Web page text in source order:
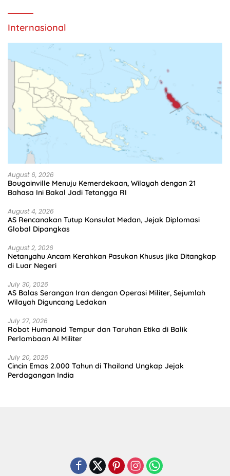
Internasional
August 6, 2026
Bougainville Menuju Kemerdekaan, Wilayah dengan 21
Bahasa Ini Bakal Jadi Tetangga RI
August 4, 2026
AS Rencanakan Tutup Konsulat Medan, Jejak Diplomasi
Global Dipangkas
August 2, 2026
Netanyahu Ancam Kerahkan Pasukan Khusus jika Ditangkap
di Luar Negeri
July 30, 2026
AS Balas Serangan Iran dengan Operasi Militer, Sejumlah
Wilayah Diguncang Ledakan
July 27, 2026
Robot Humanoid Tempur dan Taruhan Etika di Balik
Perlombaan AI Militer
July 20, 2026
Cincin Emas 2.000 Tahun di Thailand Ungkap Jejak
Perdagangan India